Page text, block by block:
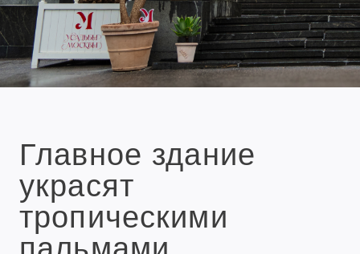
Главное здание
украсят
тропическими